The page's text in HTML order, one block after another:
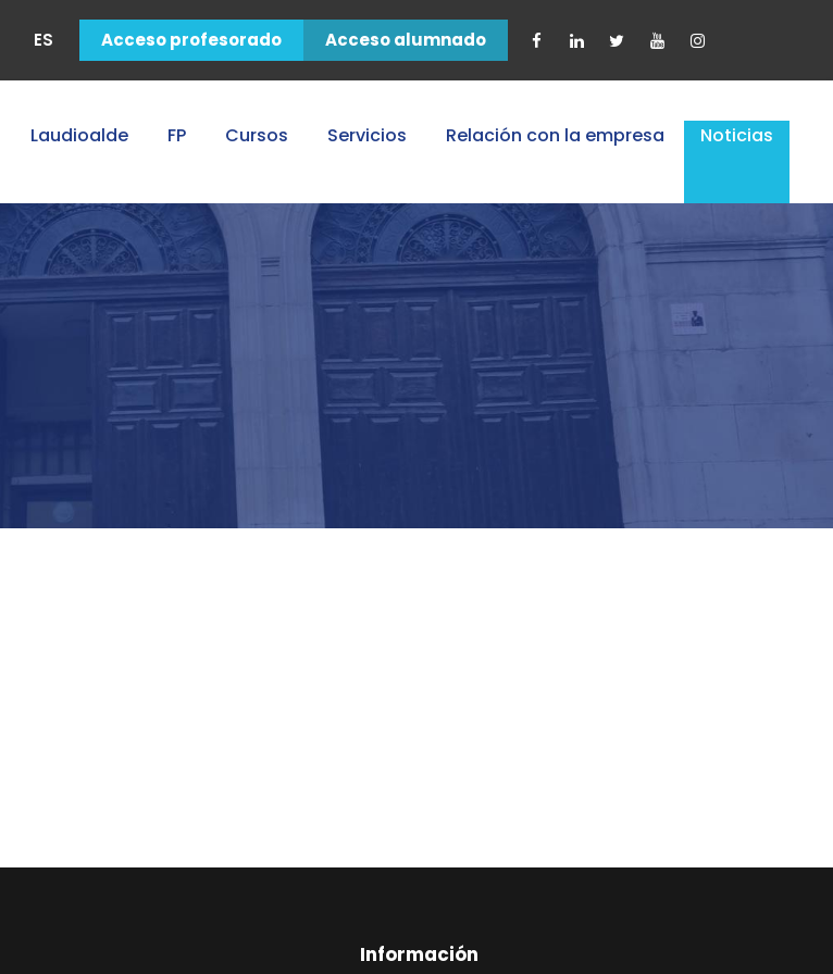
ES Acceso profesorado Acceso alumnado
Laudioalde FP Cursos Servicios Relación con la empresa Noticias
Información